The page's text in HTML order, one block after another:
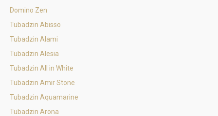
Domino Zen
Tubadzin Abisso
Tubadzin Alami
Tubadzin Alesia
Tubadzin All in White
Tubadzin Amir Stone
Tubadzin Aquamarine
Tubadzin Arona